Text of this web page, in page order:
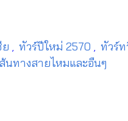
ย ทัวร์ปีใหม่ 2570
ทัวร์ท
นทางสายไหมและอืนๆ